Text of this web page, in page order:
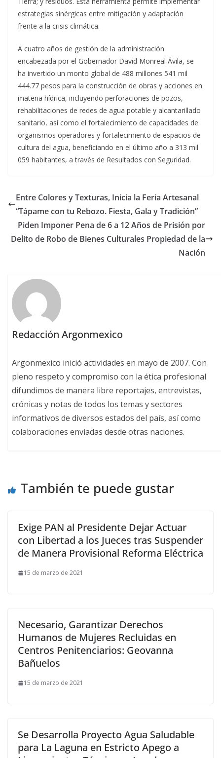
estrategias sinérgicas entre mitigación y adaptación
frente a la crisis climática.
A cuatro años de gestión de la administración
encabezada por el Gobernador David Monreal Ávila, se
ha invertido un monto global de 488 millones 541 mil
444.77 pesos para la construcción de obras y acciones en
materia hídrica, incluyendo perforaciones de pozos,
rehabilitaciones de redes de agua potable y alcantarillado
sanitario, así como el fortalecimiento de capacidades de
organismos operadores y fortalecimiento de espacios de
cultura del agua, beneficiando en el último año a 313 mil
059 habitantes, a través de Resultados con Seguridad.
Entre Colores y Texturas, Inicia la Feria Artesanal
“Tápame con tu Rebozo. Fiesta, Gala y Tradición”
Piden Imponer Pena de 6 a 12 Años de Prisión por
Delito de Robo de Bienes Culturales Propiedad de la
Nación
Redacción Argonmexico
Argonmexico inició actividades en mayo de 2007. Con
pleno respeto y compromiso con la ética profesional
difundimos de manera libre reportajes, entrevistas,
crónicas y notas de todos los temas y sectores
informativos de diversos estados del país, así como
colaboraciones enviadas desde otras naciones.
También te puede gustar
Exige PAN al Presidente Dejar Actuar
con Libertad a los Jueces tras Suspender
de Manera Provisional Reforma Eléctrica
15 de marzo de 2021
Necesario, Garantizar Derechos
Humanos de Mujeres Recluidas en
Centros Penitenciarios: Geovanna
Bañuelos
15 de marzo de 2021
Se Desarrolla Proyecto Agua Saludable
para La Laguna en Estricto Apego a